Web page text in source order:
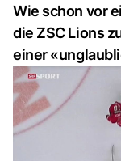
Wie schon vor
die ZSC Lions
einer